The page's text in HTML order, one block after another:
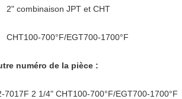
2" combinaison JPT et CHT
CHT100-700°F/EGT700-1700°F
numéro de la pièce :
7017F 2 1/4" CHT100-700°F/EGT700-1700°F